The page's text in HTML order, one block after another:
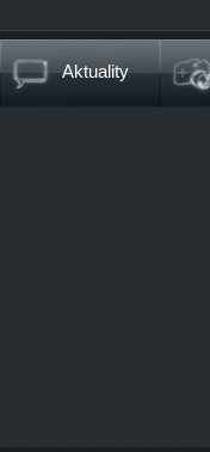
Aktuality